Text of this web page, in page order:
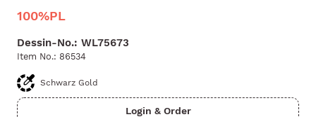
100%PL
Dessin-No.: WL75673
Item No.: 86534
Schwarz Gold